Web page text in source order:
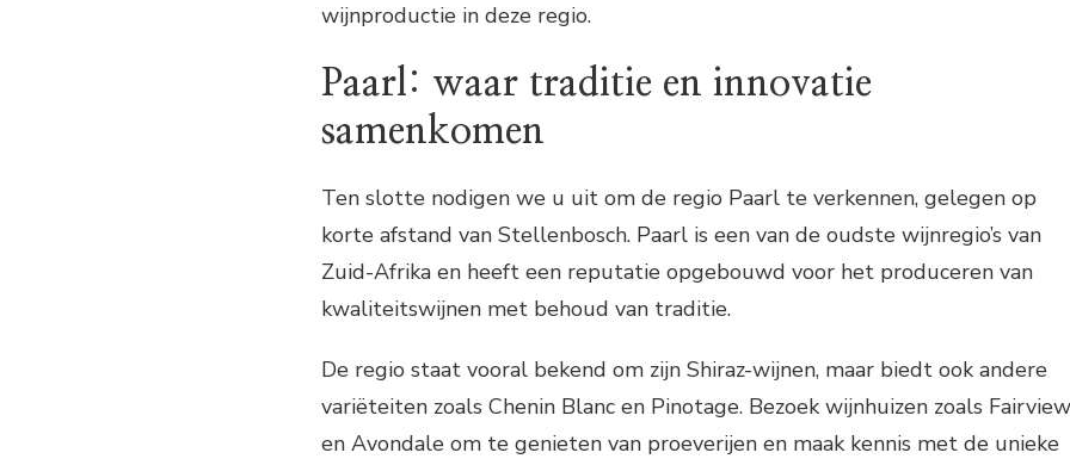
wijnproductie in deze regio.
Paarl: waar traditie en innovatie
samenkomen
Ten slotte nodigen we u uit om de regio Paarl te verkennen, gelegen op
korte afstand van Stellenbosch. Paarl is een van de oudste wijnregio’s van
Zuid-Afrika en heeft een reputatie opgebouwd voor het produceren van
kwaliteitswijnen met behoud van traditie.
De regio staat vooral bekend om zijn Shiraz-wijnen, maar biedt ook andere
variëteiten zoals Chenin Blanc en Pinotage. Bezoek wijnhuizen zoals Fairview
en Avondale om te genieten van proeverijen en maak kennis met de unieke